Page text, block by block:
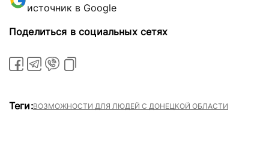
источник в Google
Поделиться в социальных сетях
Теги:ВОЗМОЖНОСТИ ДЛЯ ЛЮДЕЙ С ДОНЕЦКОЙ ОБЛАСТИ